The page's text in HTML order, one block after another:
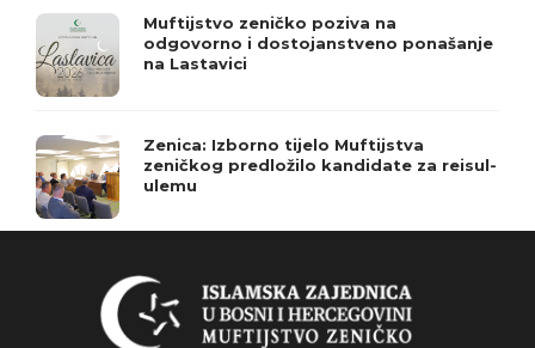
Muftijstvo zeničko poziva na
odgovorno i dostojanstveno ponašanje
na Lastavici
Zenica: Izborno tijelo Muftijstva
zeničkog predložilo kandidate za reisul-
ulemu